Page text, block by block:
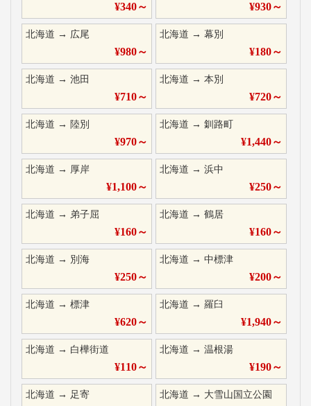
¥340～ ¥930～
北海道 → 広尾
¥980～
北海道 →幕別
¥180～
北海道 → 池田
¥710～
北海道 →本別
¥720～
北海道 → 陸別
¥970～
北海道 →釧路町
¥1,440～
北海道 → 厚岸
¥1,100～
北海道 →浜中
¥250～
北海道 → 弟子屈
¥160～
北海道 →鶴居
¥160～
北海道 → 別海
¥250～
北海道 →中標津
¥200～
北海道 → 標津
¥620～
北海道 →羅臼
¥1,940～
北海道 → 白樺街道
¥110～
北海道 →温根湯
¥190～
北海道 → 足寄 北海道 → 大雪山国立公園